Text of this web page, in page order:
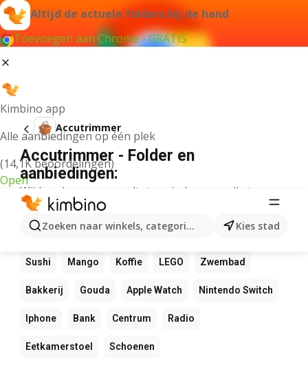
Altijd de actuele folders bij de hand
Toevoegen aan Chrome - GRATIS
Kimbino app
Alle aanbiedingen op één plek
(14,1K beoordelingen)
Open
Zoeken naar winkels, categorieën, producten...
Kies stad
Accutrimmer
Accutrimmer - Folder en
aanbiedingen:
Wij konden geen resultaten vinden voor die term.
Andere favoriete producten
NOS Rekenmachine Pizza
Sushi Mango Koffie LEGO Zwembad
Bakkerij Gouda Apple Watch Nintendo Switch
Iphone Bank Centrum Radio
Eetkamerstoel Schoenen